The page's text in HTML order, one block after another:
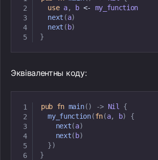
use a, b <-
my_function
next (a)
next ( b)
}
Эквівалентны коду:
pub fn main() -> Nil
{
my_function(fn(a, b)
{
next(a)
next( b)
})
}